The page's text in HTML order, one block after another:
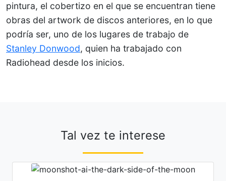
pintura, el cobertizo en el que se encuentran tiene
obras del artwork de discos anteriores, en lo que
podría ser, uno de los lugares de trabajo de
Stanley Donwood, quien ha trabajado con
Radiohead desde los inicios.
Tal vez te interese